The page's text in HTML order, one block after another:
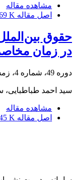
مشاهده مقاله
اصل مقاله K
حقوق
در زمان
دوره 49، شماره 4، زمستان 1398، صفحه
سید احمد
مشاهده مقاله
اصل مقاله K